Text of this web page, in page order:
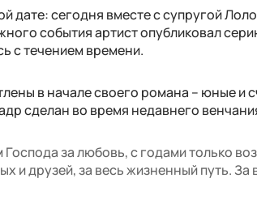
дате: сегодня вместе с супругой
события артист опубликовал
с течением времени.
в начале своего романа – юные и
сделан во время недавнего
за любовь, с годами только
и друзей, за весь жизненный путь. За